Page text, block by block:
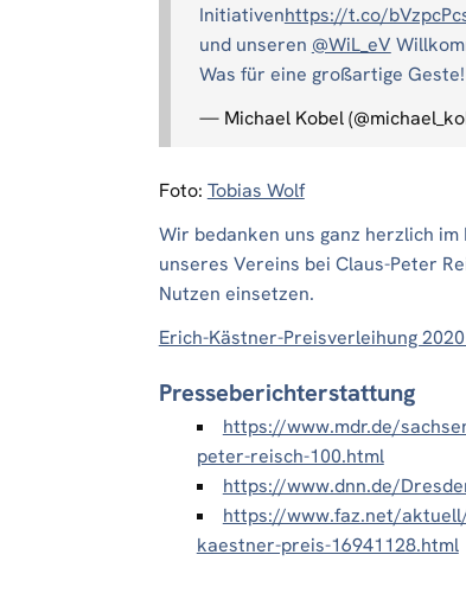
Initiativenhttps://t.co/
und unseren @WiL_eV
Was für eine großartige Geste!
— Michael Kobel
Foto: Tobias Wolf
Wir bedanken uns ganz herzlich
unseres Vereins bei Claus-Peter
Nutzen einsetzen.
Erich-Kästner-Preisverleihung
Presseberichterstattung
https://www.mdr.de/
peter-reisch-100.html
https://www.dnn.de/
https://www.faz.net/
kaestner-preis-16941128.html